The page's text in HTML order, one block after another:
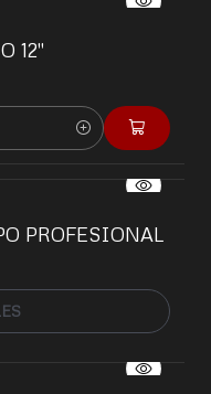
12"
PROFESIONAL